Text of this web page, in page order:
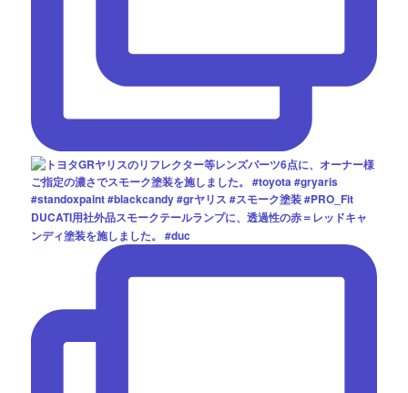
DUCATI用社外品スモークテールランプに、透過性の赤＝レッドキャ
ンディ塗装を施しました。 #duc